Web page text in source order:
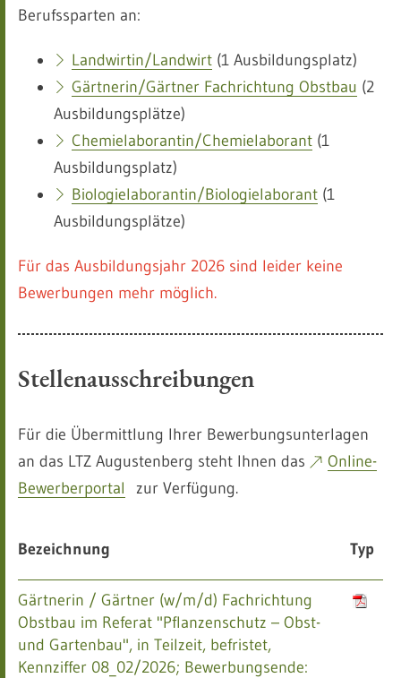
Berufssparten an:
Landwirtin/Landwirt (1 Ausbildungsplatz)
Gärtnerin/Gärtner Fachrichtung Obstbau (2
Ausbildungsplätze)
Chemielaborantin/Chemielaborant (1
Ausbildungsplatz)
Biologielaborantin/Biologielaborant (1
Ausbildungsplätze)
Für das Ausbildungsjahr 2026 sind leider keine
Bewerbungen mehr möglich.
Stellenausschreibungen
Für die Übermittlung Ihrer Bewerbungsunterlagen
an das LTZ Augustenberg steht Ihnen das
Online-
Bewerberportal zur Verfügung.
Bezeichnung Typ
Gärtnerin / Gärtner (w/m/d) Fachrichtung
Obstbau im Referat "Pflanzenschutz – Obst-
und Gartenbau", in Teilzeit, befristet,
Kennziffer 08_02/2026; Bewerbungsende: